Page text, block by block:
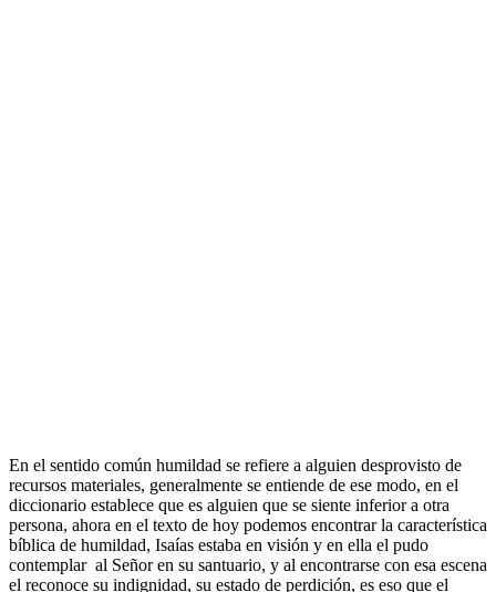
En el sentido común humildad se refiere a alguien desprovisto de
recursos materiales, generalmente se entiende de ese modo, en el
diccionario establece que es alguien que se siente inferior a otra
persona, ahora en el texto de hoy podemos encontrar la característica
bíblica de humildad, Isaías estaba en visión y en ella el pudo
contemplar al Señor en su santuario, y al encontrarse con esa escena
el reconoce su indignidad, su estado de perdición, es eso que el